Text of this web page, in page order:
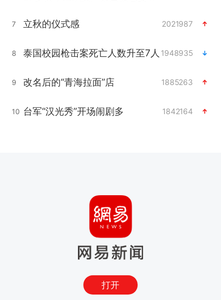
7 立秋的仪式感 2021987
8 泰国校园枪击案死亡人数升至7人 1948935
9 改名后的“青海拉面”店 1885263
10 台军“汉光秀”开场闹剧多 1842164
打开